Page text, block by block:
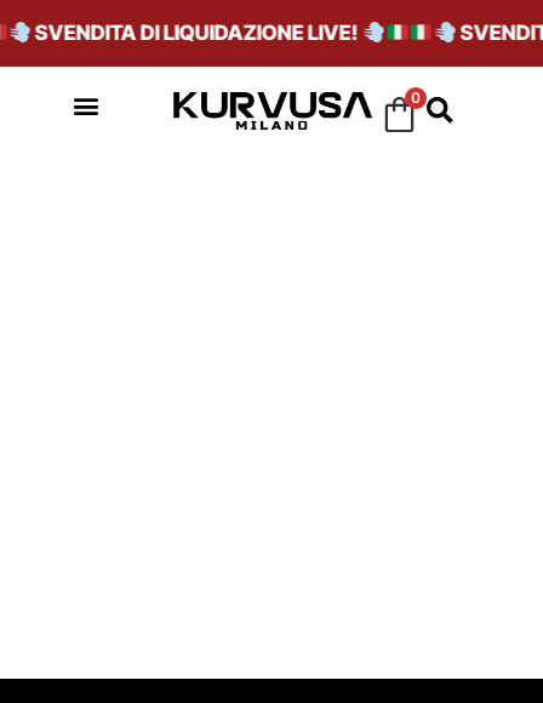
SVENDITA DI LIQUIDAZIONE LIVE!
0